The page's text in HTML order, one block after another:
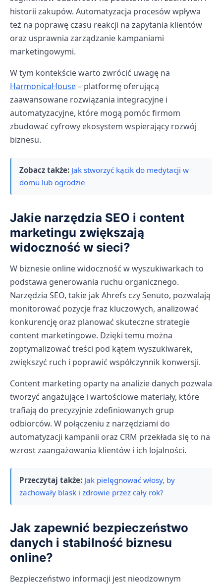
historii zakupów. Automatyzacja procesów wpływa
też na poprawę czasu reakcji na zapytania klientów
oraz usprawnia zarządzanie kampaniami
marketingowymi.
W tym kontekście warto zwrócić uwagę na
HarmonicaHouse– platformę oferującą
zaawansowane rozwiązania integracyjne i
automatyzacyjne, które mogą pomóc firmom
zbudować cyfrowy ekosystem wspierający rozwój
biznesu.
Zobacz także: Jak stworzyć kącik do medytacji w
domu lub ogrodzie
Jakie narzędzia SEO i content
marketingu zwiększają
widoczność w sieci?
W biznesie online widoczność w wyszukiwarkach to
podstawa generowania ruchu organicznego.
Narzędzia SEO, takie jak Ahrefs czy Senuto, pozwalają
monitorować pozycje fraz kluczowych, analizować
konkurencję oraz planować skuteczne strategie
content marketingowe. Dzięki temu można
zoptymalizować treści pod kątem wyszukiwarek,
zwiększyć ruch i poprawić współczynnik konwersji.
Content marketing oparty na analizie danych pozwala
tworzyć angażujące i wartościowe materiały, które
trafiają do precyzyjnie zdefiniowanych grup
odbiorców. W połączeniu z narzędziami do
automatyzacji kampanii oraz CRM przekłada się to na
wzrost zaangażowania klientów i ich lojalności.
Przeczytaj także: Jak pielęgnować włosy, by
zachowały blask i zdrowie przez cały rok?
Jak zapewnić bezpieczeństwo
danych i stabilność biznesu
online?
Bezpieczeństwo informacji jest nieodzownym